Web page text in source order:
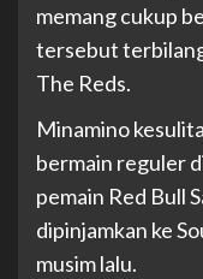
memang cukup
tersebut
The Reds.
Minamino
bermain reguler
pemain Red Bull
dipinjamkan ke
musim lalu.